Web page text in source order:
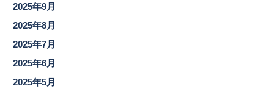
2025年9月
2025年8月
2025年7月
2025年6月
2025年5月